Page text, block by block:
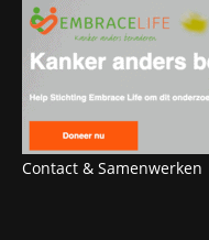
Contact & Samenwerken